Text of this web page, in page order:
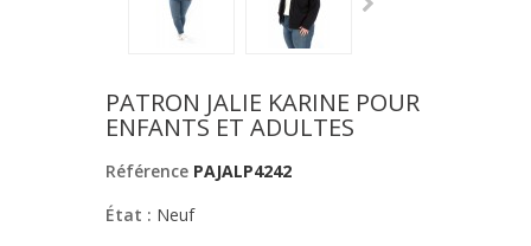
PATRON JALIE KARINE POUR
ENFANTS ET ADULTES
Référence PAJALP4242
État : Neuf